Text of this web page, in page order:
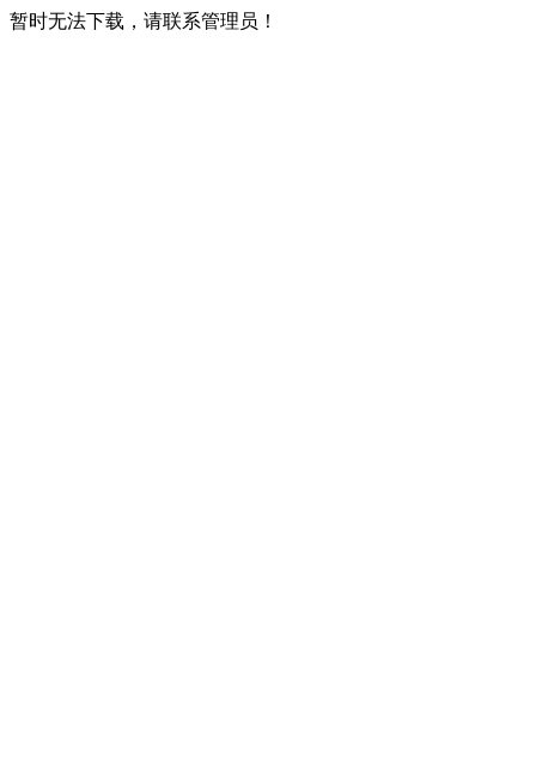
暂时无法下载，请联系管理员！